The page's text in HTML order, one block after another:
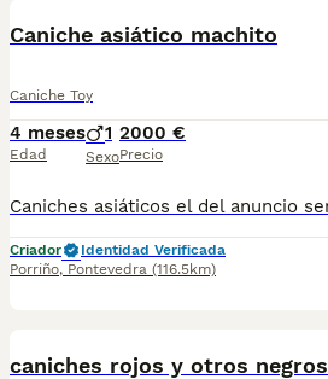
Caniche asiático machito
Caniche Toy
4 meses
Edad
1
Sexo
2000 €
Precio
Criador
Identidad Verificada
Porriño, Pontevedra (116.5km)
caniches rojos y otros negros